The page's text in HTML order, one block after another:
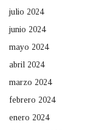
julio 2024
junio 2024
mayo 2024
abril 2024
marzo 2024
febrero 2024
enero 2024